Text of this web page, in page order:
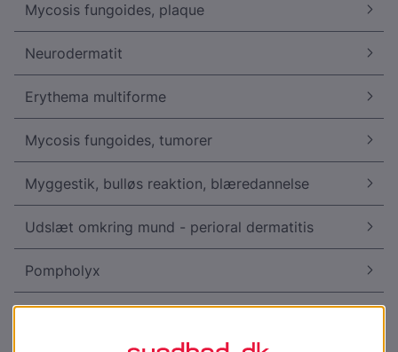
Mycosis fungoides, plaque
Neurodermatit
Erythema multiforme
Mycosis fungoides, tumorer
Myggestik, bulløs reaktion, blæredannelse
Udslæt omkring mund - perioral dermatitis
Pompholyx